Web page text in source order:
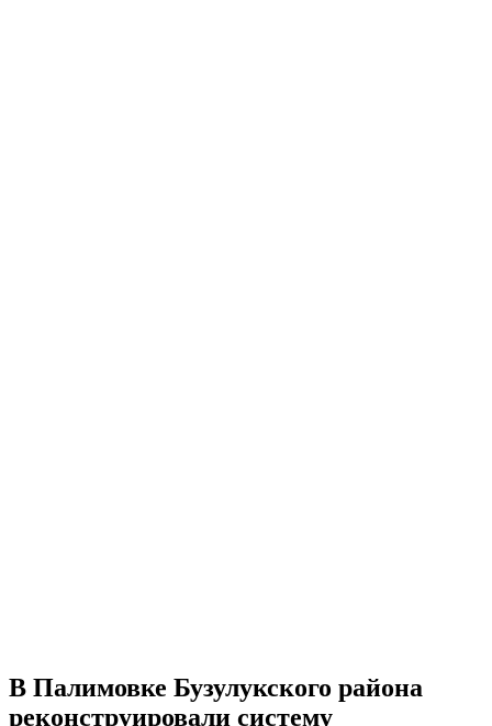
В Палимовке Бузулукского района
реконструировали систему